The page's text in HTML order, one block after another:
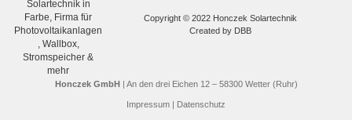
Copyright © 2022 Honczek Solartechnik
Created by DBB
Honczek GmbH| An den drei Eichen 12 – 58300 Wetter (Ruhr)
Impressum Datenschutz